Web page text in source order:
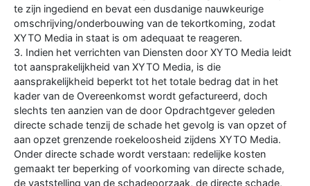
te zijn ingediend en bevat een dusdanige nauwkeurige
omschrijving/onderbouwing van de tekortkoming, zodat
XYTO Media in staat is om adequaat te reageren.
3. Indien het verrichten van Diensten door XYTO Media leidt
tot aansprakelijkheid van XYTO Media, is die
aansprakelijkheid beperkt tot het totale bedrag dat in het
kader van de Overeenkomst wordt gefactureerd, doch
slechts ten aanzien van de door Opdrachtgever geleden
directe schade tenzij de schade het gevolg is van opzet of
aan opzet grenzende roekeloosheid zijdens XYTO Media.
Onder directe schade wordt verstaan: redelijke kosten
gemaakt ter beperking of voorkoming van directe schade,
de vaststelling van de schadeoorzaak, de directe schade,